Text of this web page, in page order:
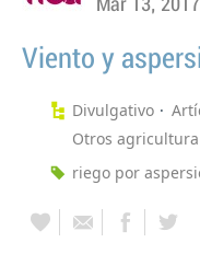
Mar 13,
Viento y
Divulgativo
Otros agricultura
riego por